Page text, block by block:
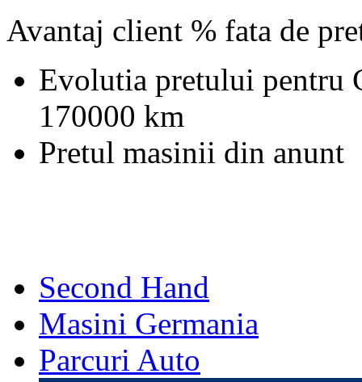
Avantaj client % fata de
Evolutia pretului pentru
170000 km
Pretul masinii din anunt
Second Hand
Masini Germania
Parcuri Auto